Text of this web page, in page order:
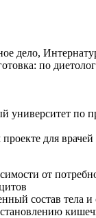
дело,
по
по
для
от
состав тела